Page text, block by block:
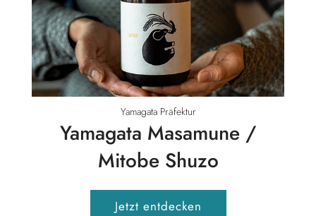
Yamagata Präfektur
Yamagata Masamune /
Mitobe Shuzo
Jetzt entdecken